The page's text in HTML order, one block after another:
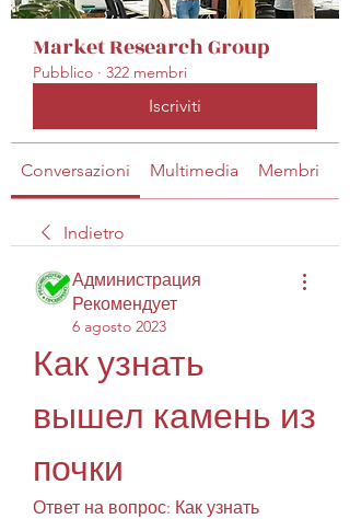
Market Research Group
Pubblico · 322 membri
Iscriviti
Conversazioni Multimedia Membri
Indietro
Администрация
Рекомендует
6 agosto 2023
Как узнать
вышел камень из
почки
Ответ на вопрос: Как узнать